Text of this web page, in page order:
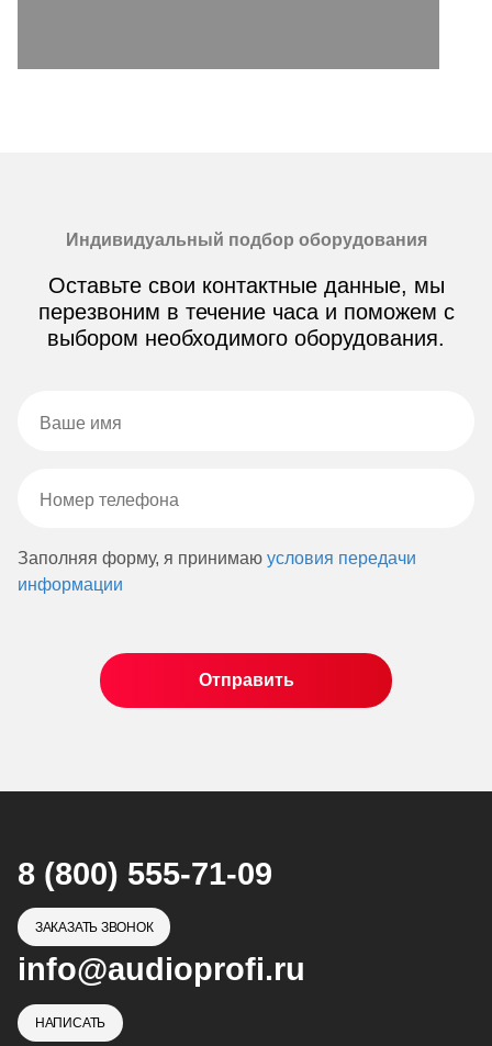
Индивидуальный подбор оборудования
Оставьте свои контактные данные, мы
перезвоним в течение часа и поможем с
выбором необходимого оборудования.
Заполняя форму, я принимаю условия передачи
информации
8 (800) 555-71-09
ЗАКАЗАТЬ ЗВОНОК
info@audioprofi.ru
НАПИСАТЬ